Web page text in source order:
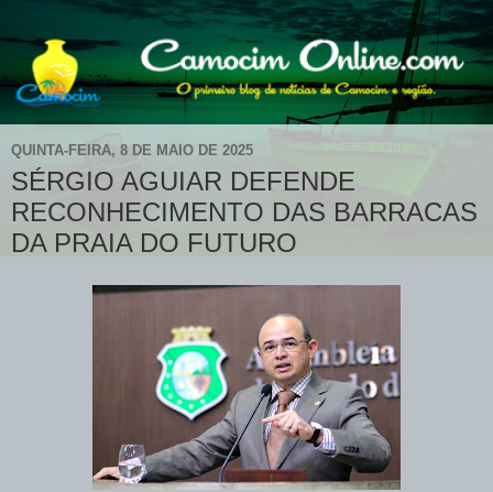
QUINTA-FEIRA, 8 DE MAIO DE 2025
SÉRGIO AGUIAR DEFENDE
RECONHECIMENTO DAS BARRACAS
DA PRAIA DO FUTURO